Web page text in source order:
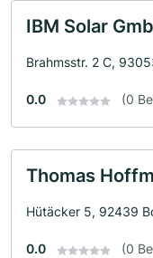
IBM Solar
Brahmsstr. 2 C,
0.0 (0
Thomas
Hütäcker 5, 92439
0.0 (0